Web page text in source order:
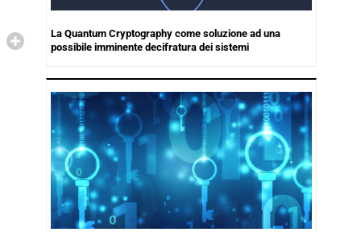
La Quantum Cryptography come soluzione ad una
possibile imminente decifratura dei sistemi